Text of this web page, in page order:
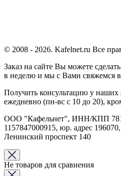
© 2008 - 2026. Kafelnet.ru Все
Заказ на сайте Вы можете
в неделю и мы с Вами свяжемся в
Получить консультацию у
ежедневно (пн-вс с 10 до 20),
ООО "Кафельнет", ИНН/КПП
1157847000915, юр. адрес
Ленинский проспект 140
Не товаров для сравнения